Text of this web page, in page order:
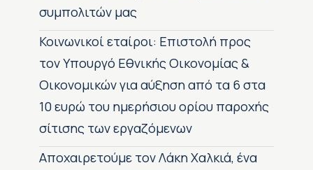
συμπολιτών μας
Κοινωνικοί εταίροι: Επιστολή προς
τον Υπουργό Εθνικής Οικονομίας &
Οικονομικών για αύξηση από τα 6 στα
10 ευρώ του ημερήσιου ορίου παροχής
σίτισης των εργαζόμενων
Αποχαιρετούμε τον Λάκη Χαλκιά, ένα